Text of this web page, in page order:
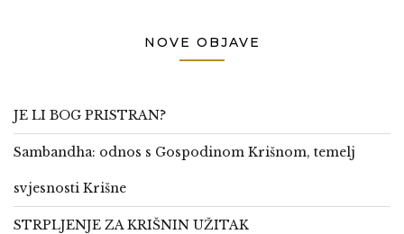
NOVE OBJAVE
JE LI BOG PRISTRAN?
Sambandha: odnos s Gospodinom Krišnom, temelj
svjesnosti Krišne
STRPLJENJE ZA KRIŠNIN UŽITAK